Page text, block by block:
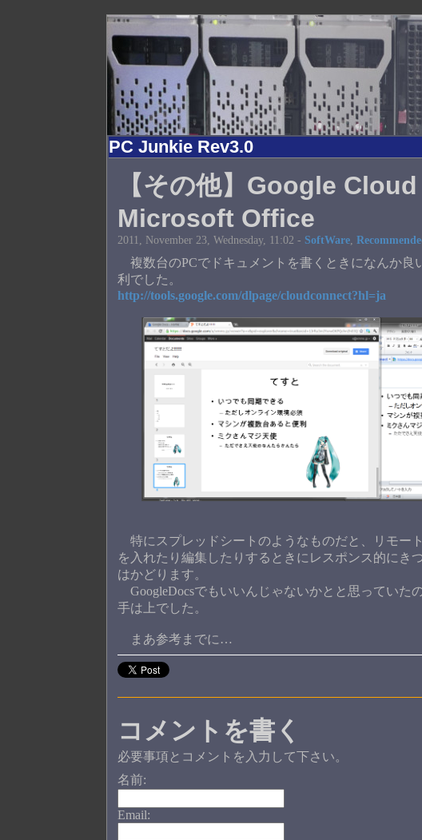
PC Junkie Rev3.0
【その他】Google
Microsoft Office
2011, November 23, Wednesday, 11:02 - SoftWare ,
複数台のPCでドキュメントを書くときになんか良
利でした。
http://tools.google.com/dlpage/cloudconnect?hl=ja
特にスプレッドシートのようなものだと、リモー
を入れたり編集したりするときにレスポンス的にき
はかどります。
GoogleDocsでもいいんじゃないかとと思っていた
手は上でした。
まあ参考までに…
コメントを書く
必要事項とコメントを入力して下さい。
名前:
Email: